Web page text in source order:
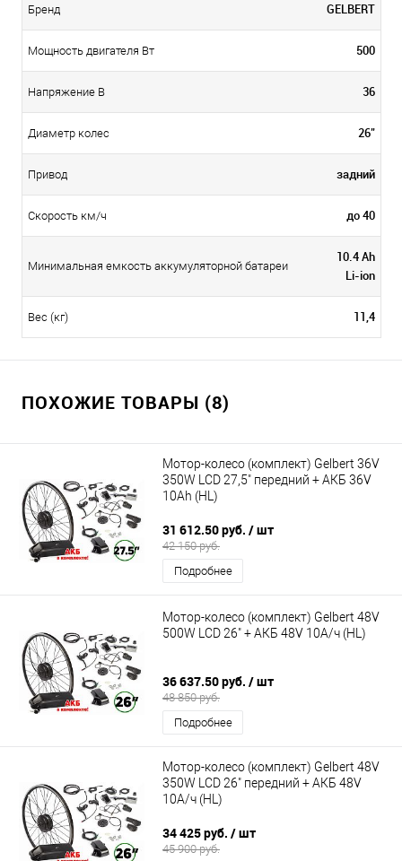
Бренд GELBERT
Мощность двигателя Вт 500
Напряжение В 36
Диаметр колес 26"
Привод задний
Скорость км/ч до 40
Минимальная емкость аккумуляторной батареи
10.4 Ah
Li-ion
Вес (кг) 11,4
ПОХОЖИЕ ТОВАРЫ (8)
Мотор-колесо (комплект) Gelbert 36V
350W LCD 27,5" передний + АКБ 36V
10Ah (HL)
31 612.50 руб. / шт
42 150 руб.
Подробнее
Мотор-колесо (комплект) Gelbert 48V
500W LCD 26" + АКБ 48V 10А/ч (HL)
36 637.50 руб. / шт
48 850 руб.
Подробнее
Мотор-колесо (комплект) Gelbert 48V
350W LCD 26" передний + АКБ 48V
10А/ч (HL)
34 425 руб. / шт
45 900 руб.